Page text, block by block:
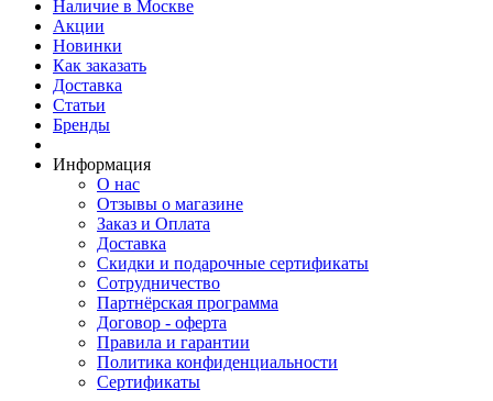
Наличие в Москве
Акции
Новинки
Как заказать
Доставка
Статьи
Бренды
Информация
О нас
Отзывы о магазине
Заказ и Оплата
Доставка
Скидки и подарочные сертификаты
Сотрудничество
Партнёрская программа
Договор - оферта
Правила и гарантии
Политика конфиденциальности
Сертификаты